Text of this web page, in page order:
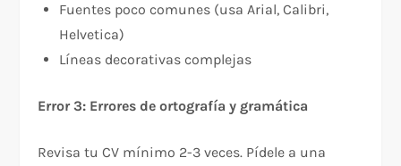
Fuentes poco comunes (usa Arial, Calibri,
Helvetica)
Líneas decorativas complejas
Error 3: Errores de ortografía y gramática
Revisa tu CV mínimo 2-3 veces. Pídele a una